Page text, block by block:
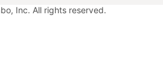
Inc. All rights reserved.